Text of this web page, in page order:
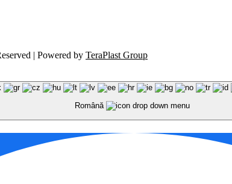
| Powered by TeraPlast Group
Română